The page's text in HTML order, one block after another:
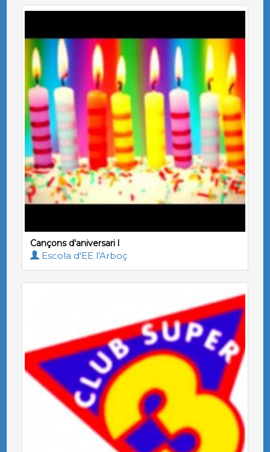
Cançons d'aniversari l
Escola d'EE l'Arboç